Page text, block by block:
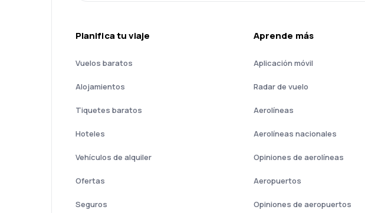
Planifica tu viaje
Vuelos baratos
Alojamientos
Tiquetes baratos
Hoteles
Vehículos de alquiler
Ofertas
Seguros
Aprende más
Aplicación móvil
Radar de vuelo
Aerolíneas
Aerolíneas nacionales
Opiniones de aerolíneas
Aeropuertos
Opiniones de aeropuertos